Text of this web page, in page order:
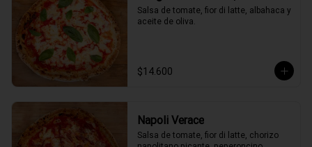
Salsa de tomate, fior di latte, albahaca y
aceite de oliva.
$14.600
Napoli Verace
Salsa de tomate, fior di latte, chorizo